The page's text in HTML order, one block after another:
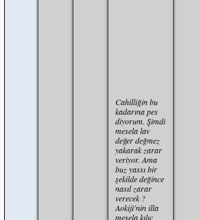
Cahilliğin bu
kadarına pes
diyorum. Şimdi
mesela lav
değer değmez
yakarak zarar
veriyor. Ama
buz yassı bir
şekilde değince
nasıl zarar
verecek ?
Aokiji'nin illa
mesela kılıç